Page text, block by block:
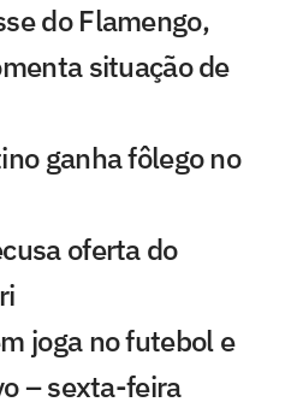
do Flamengo,
situação de
ganha fôlego no
oferta do
joga no futebol e
– sexta-feira